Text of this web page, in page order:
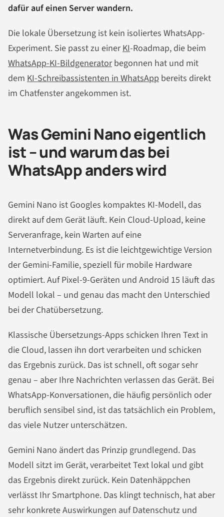
dafür auf einen Server wandern.
Die lokale Übersetzung ist kein isoliertes WhatsApp-
Experiment. Sie passt zu einerKI-Roadmap, die beim
WhatsApp-KI-Bildgeneratorbegonnen hat und mit
dem KI-Schreibassistenten in WhatsApp bereits direkt
im Chatfenster angekommen ist.
Was Gemini Nano eigentlich
ist – und warum das bei
WhatsApp anders wird
Gemini Nano ist Googles kompaktes KI-Modell, das
direkt auf dem Gerät läuft. Kein Cloud-Upload, keine
Serveranfrage, kein Warten auf eine
Internetverbindung. Es ist die leichtgewichtige Version
der Gemini-Familie, speziell für mobile Hardware
optimiert. Auf Pixel-9-Geräten und Android 15 läuft das
Modell lokal – und genau das macht den Unterschied
bei der Chatübersetzung.
Klassische Übersetzungs-Apps schicken Ihren Text in
die Cloud, lassen ihn dort verarbeiten und schicken
das Ergebnis zurück. Das ist schnell, oft sogar sehr
genau – aber Ihre Nachrichten verlassen das Gerät. Bei
WhatsApp-Konversationen, die häufig persönlich oder
beruflich sensibel sind, ist das tatsächlich ein Problem,
das viele Nutzer unterschätzen.
Gemini Nano ändert das Prinzip grundlegend. Das
Modell sitzt im Gerät, verarbeitet Text lokal und gibt
das Ergebnis direkt zurück. Kein Datenhäppchen
verlässt Ihr Smartphone. Das klingt technisch, hat aber
sehr konkrete Auswirkungen auf Datenschutz und